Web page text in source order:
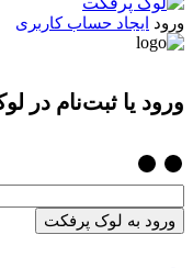
ورود ایجاد حساب کاربری
ورود یا ثبت‌نام در
ورود به لوک پرفکت